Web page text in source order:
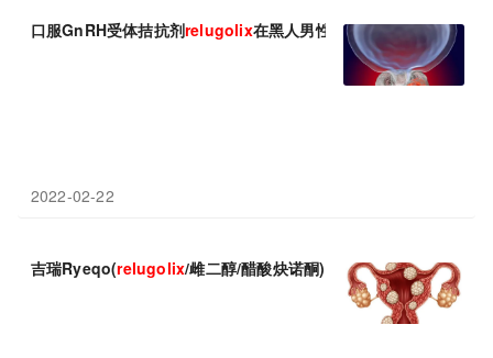
口服GnRH受体拮抗剂relugolix在黑人男性患者群体中疗效优于
2022-02-22
吉瑞Ryeqo(relugolix/雌二醇/醋酸炔诺酮)获英国批准：有效改善